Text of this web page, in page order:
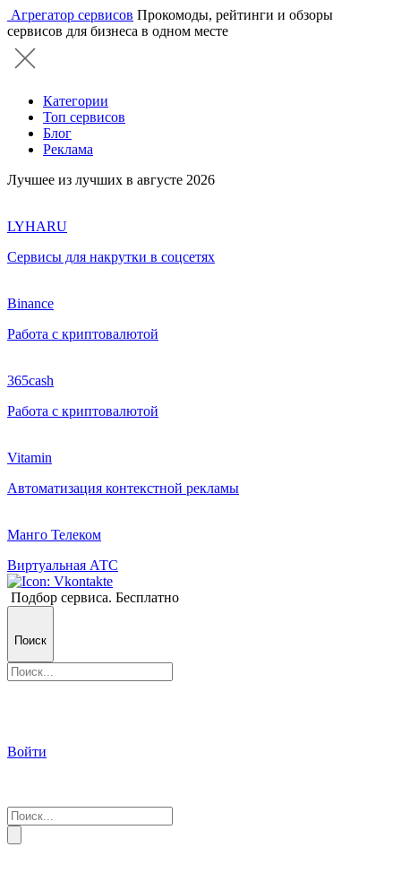
Агрегатор сервисов Прокомоды, рейтинги и обзоры
сервисов для бизнеса в одном месте
Категории
Топ сервисов
Блог
Реклама
Лучшее из лучших в августе 2026
LYHARU
Сервисы для накрутки в соцсетях
Binance
Работа с криптовалютой
365cash
Работа с криптовалютой
Vitamin
Автоматизация контекстной рекламы
Манго Телеком
Виртуальная АТС
Подбор сервиса. Бесплатно
Поиск
Войти